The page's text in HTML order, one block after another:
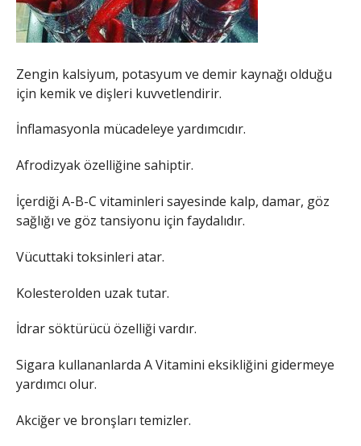
Zengin kalsiyum, potasyum ve demir kaynağı olduğu
için kemik ve dişleri kuvvetlendirir.
İnflamasyonla mücadeleye yardımcıdır.
Afrodizyak özelliğine sahiptir.
İçerdiği A-B-C vitaminleri sayesinde kalp, damar, göz
sağlığı ve göz tansiyonu için faydalıdır.
Vücuttaki toksinleri atar.
Kolesterolden uzak tutar.
İdrar söktürücü özelliği vardır.
Sigara kullananlarda A Vitamini eksikliğini gidermeye
yardımcı olur.
Akciğer ve bronşları temizler.